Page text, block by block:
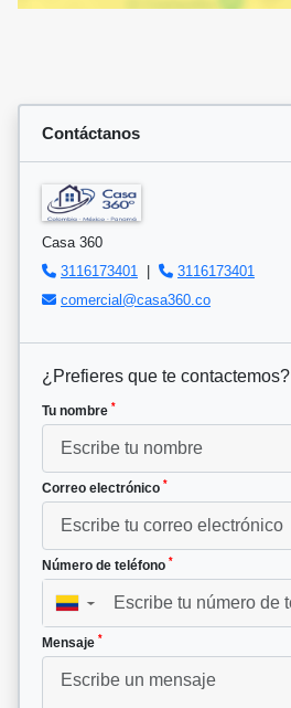
Contáctanos
Casa 360
3116173401
|
3116173401
comercial@casa360.co
¿Prefieres que te contactemos?
Tu nombre *
Correo electrónico *
Número de teléfono *
▼
Mensaje *